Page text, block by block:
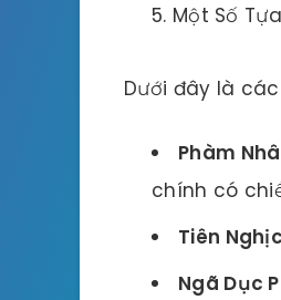
Một Số
Dưới đây là
Phàm
chính có
Tiên
Ngã Dục